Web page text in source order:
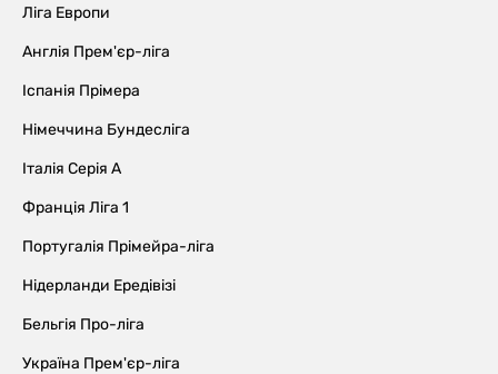
Ліга Европи
Англія Прем'єр-ліга
Іспанія Прімера
Німеччина Бундесліга
Італія Серія А
Франція Ліга 1
Португалія Прімейра-ліга
Нідерланди Ередівізі
Бельгія Про-ліга
Україна Прем'єр-ліга